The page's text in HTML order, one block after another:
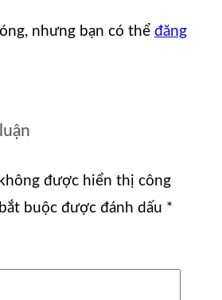
nhưng bạn có thể đăng
được hiển thị công
buộc được đánh dấu *